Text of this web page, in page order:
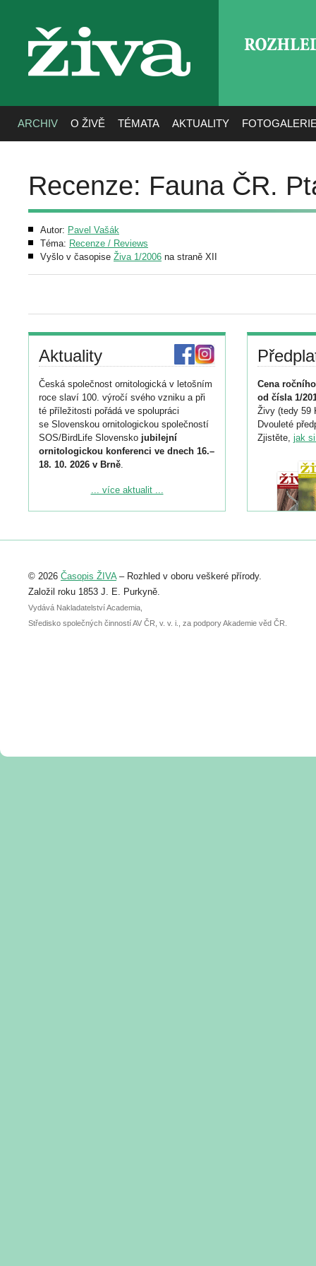
živa
ARCHIV O ŽIVĚ TÉMATA AKTUALITY
Recenze: Fauna ČR.
Autor: Pavel Vašák
Téma: Recenze / Reviews
Vyšlo v časopise Živa 1/2006 na straně XII
Aktuality
Česká společnost ornitologická v letošním
roce slaví 100. výročí svého vzniku a při
té příležitosti pořádá ve spolupráci
se Slovenskou ornitologickou společností
SOS/BirdLife Slovensko jubilejní
ornitologickou konferenci ve dnech 16.–
18. 10. 2026 v Brně.
Podrobnější informace ke konferenci
Registrovat se můžete do 6. září.
abstraktu přihlášené přednášky nebo
posteru je už 30. června.
... více aktualit ...
Cena
od čísla 1/
Živy (tedy 59
Dvouleté
Zjistěte, jak
© 2026 Časopis ŽIVA– Rozhled v oboru veškeré přírody.
Založil roku 1853 J. E. Purkyně.
Vydává Nakladatelství Academia,
Středisko společných činností AV ČR, v. v. i., za podpory Akademie věd ČR.